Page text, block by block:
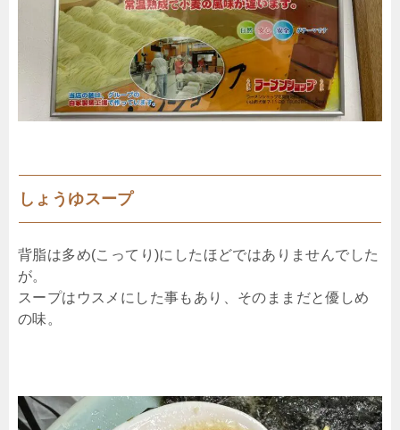
しょうゆスープ
背脂は多め(こってり)にしたほどではありませんでした
が。
スープはウスメにした事もあり、そのままだと優しめ
の味。